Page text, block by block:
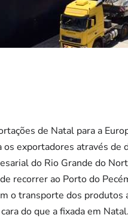
de Natal para a
os exportadores através
do Rio Grande do
recorrer ao Porto do
o transporte dos
do que a fixada em